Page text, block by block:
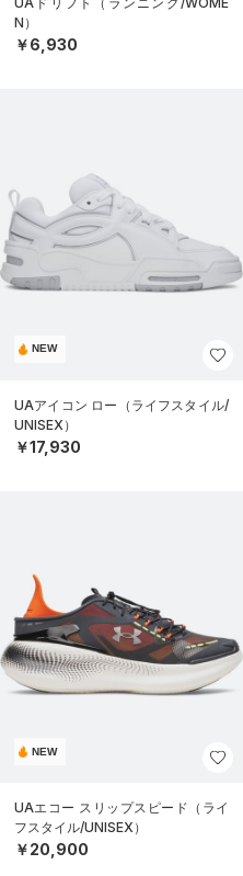
N）
￥6,930
NEW
UAアイコン ロー（ライフスタイル/
UNISEX）
￥17,930
NEW
UAエコー スリップスピード（ライ
フスタイル/UNISEX）
￥20,900